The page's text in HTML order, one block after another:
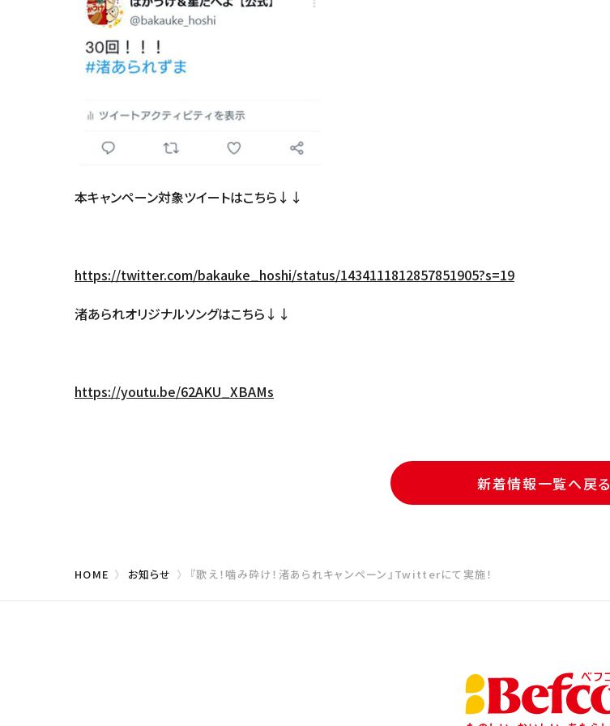
本キャンペーン対象ツイートはこちら↓↓
https://twitter.com/bakauke_hoshi/status/1434111812857851905?s=19
渚あられオリジナルソングはこちら↓↓
https://youtu.be/62AKU_XBAMs
新着情報一覧へ戻る
HOME お知らせ 『歌え！噛み砕け！渚あられキャンペーン』Twitterにて実施！